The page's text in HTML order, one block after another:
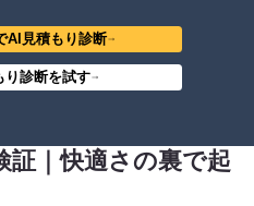
AI見積もり診断
り診断を試す
証｜快適さの裏で起